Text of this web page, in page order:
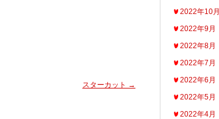
スターカット →
2022年10月
2022年9月
2022年8月
2022年7月
2022年6月
2022年5月
2022年4月